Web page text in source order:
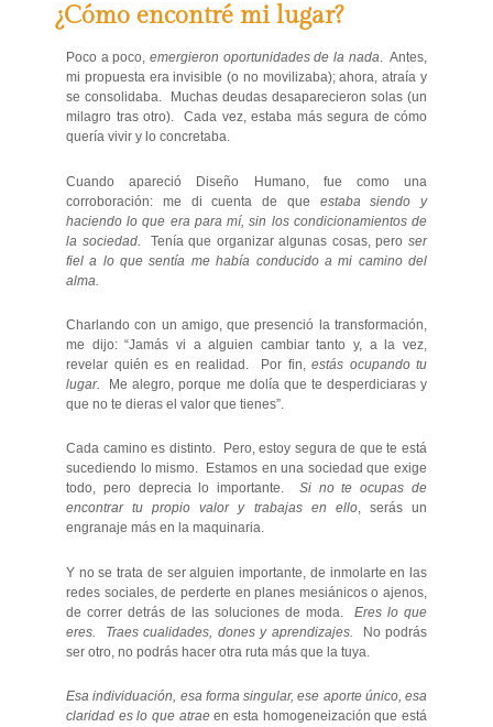
¿Cómo encontré mi lugar?
Poco a poco, emergieron oportunidades de la nada. Antes,
mi propuesta era invisible (o no movilizaba); ahora, atraía y
se consolidaba. Muchas deudas desaparecieron solas (un
milagro tras otro). Cada vez, estaba más segura de cómo
quería vivir y lo concretaba.
Cuando apareció Diseño Humano, fue como una
corroboración: me di cuenta de que estaba siendo y
haciendo lo que era para mí, sin los condicionamientos de
la sociedad.
Tenía que organizar algunas cosas, peroser
fiel a lo que sentía me había conducido a mi camino del
alma.
Charlando con un amigo, que presenció la transformación,
me dijo: “Jamás vi a alguien cambiar tanto y, a la vez,
revelar quién es en realidad. Por fin, estás ocupando tu
lugar. Me alegro, porque me dolía que te desperdiciaras y
que no te dieras el valor que tienes”.
Cada camino es distinto. Pero, estoy segura de que te está
sucediendo lo mismo. Estamos en una sociedad que exige
todo, pero deprecia lo importante. Si no te ocupas de
encontrar tu propio valor y trabajas en ello, serás un
engranaje más en la maquinaria.
Y no se trata de ser alguien importante, de inmolarte en las
redes sociales, de perderte en planes mesiánicos o ajenos,
de correr detrás de las soluciones de moda. Eres lo que
eres. Traes cualidades, dones y aprendizajes.
No podrás
ser otro, no podrás hacer otra ruta más que la tuya.
Esa individuación, esa forma singular, ese aporte único, esa
claridad es lo que atraeen esta homogeneización que está